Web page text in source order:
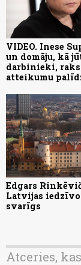
VIDEO. Inese
un domāju, kā
darbinieki,
atteikumu
Edgars
Latvijas
svarīgs
Atceries,